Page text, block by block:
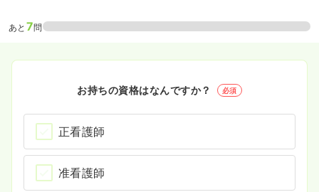
あと 7問
お持ちの資格はなんですか？ 必須
正看護師
准看護師